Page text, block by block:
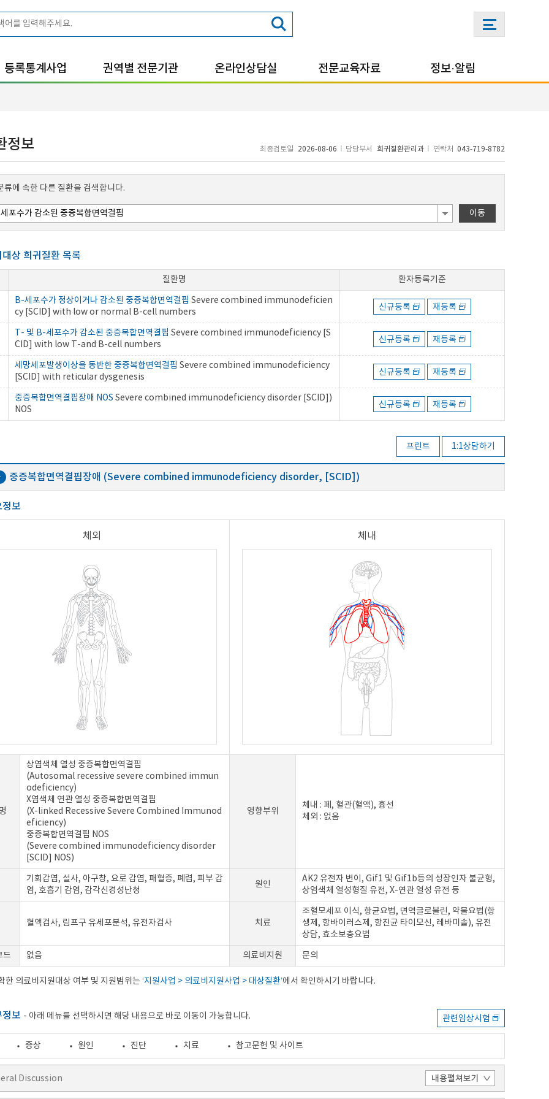
등록통계사업 권역별 전문기관 온라인상담실 전문교육자료 정보·알림
정보 최종검토일 2026-08-06 담당부서 희귀질환관리과 연락처 043-719-8782
류에 속한 다른 질환을 검색합니다.
이동
상 희귀질환 목록
질환명 환자등록기준
B-세포수가 정상이거나 감소된 중증복합면역결핍 Severe combined immunodeficien
cy [SCID] with low or normal B-cell numbers
신규등록 재등록
T- 및 B-세포수가 감소된 중증복합면역결핍 Severe combined immunodeficiency [S
CID] with low T-and B-cell numbers
신규등록 재등록
세망세포발생이상을 동반한 중증복합면역결핍 Severe combined immunodeficiency
[SCID] with reticular dysgenesis
신규등록 재등록
중증복합면역결핍장애 NOS Severe combined immunodeficiency disorder [SCID])
NOS
신규등록 재등록
프린트 1:1상담하기
중증복합면역결핍장애 (Severe combined immunodeficiency disorder, [SCID])
보
체외 체내
상염색체 열성 중증복합면역결핍
(Autosomal recessive severe combined immun
odeficiency)
X염색체 연관 열성 중증복합면역결핍
(X-linked Recessive Severe Combined Immunod
eficiency)
중증복합면역결핍 NOS
(Severe combined immunodeficiency disorder
[SCID] NOS)
영향부위
체내 : 폐, 혈관(혈액), 흉선
체외 : 없음
기회감염, 설사, 아구창, 요로 감염, 패혈증, 폐렴, 피부 감
염, 호흡기 감염, 감각신경성난청
원인
AK2 유전자 변이, Gif1 및 Gif1b등의 성장인자 불균형,
상염색체 열성형질 유전, X-연관 열성 유전 등
혈액검사, 림프구 유세포분석, 유전자검사 치료
조혈모세포 이식, 항균요법, 면역글로불린, 약물요법(항
생제, 항바이러스제, 항진균 타이모신, 레바미솔), 유전
상담, 효소보충요법
드 없음 의료비지원 문의
의료비지원대상 여부 및 지원범위는 ‘지원사업 > 의료비지원사업 > 대상질환’에서 확인하시기 바랍니다.
보 - 아래 메뉴를 선택하시면 해당 내용으로 바로 이동이 가능합니다. 관련임상시험
증상 원인 진단 치료 참고문헌 및 사이트
Discussion